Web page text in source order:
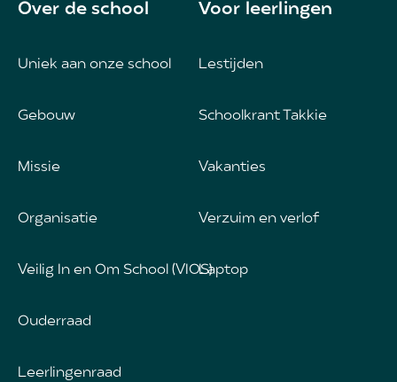
Over de school
Uniek aan onze school
Gebouw
Missie
Organisatie
Veilig In en Om School (VIOS)
Ouderraad
Leerlingenraad
Voor leerlingen
Lestijden
Schoolkrant Takkie
Vakanties
Verzuim en verlof
Laptop